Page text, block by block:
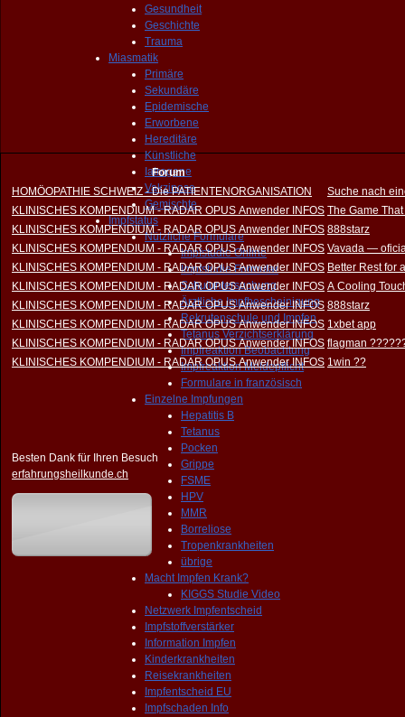
Gesundheit
Geschichte
Trauma
Miasmatik
Primäre
Sekundäre
Epidemische
Erworbene
Hereditäre
Künstliche
Iatrogene
Vakzinose
Gemischte
Impfstatus
Nützliche Formulare
Impfstudie Online
Impfstudie Formular
Schuluntersuchung
Ärztliche Impfbescheinigung
Rekrutenschule und Impfen
Tetanus Verzichtserklärung
Impfreaktion Beobachtung
Impfreaktion Meldepflicht
Formulare in französisch
Einzelne Impfungen
Hepatitis B
Tetanus
Pocken
Grippe
FSME
HPV
MMR
Borreliose
Tropenkrankheiten
übrige
Macht Impfen Krank?
KIGGS Studie Video
Netzwerk Impfentscheid
Impfstoffverstärker
Information Impfen
Kinderkrankheiten
Reisekrankheiten
Impfentscheid EU
Impfschaden Info
Forum
HOMÖOPATHIE SCHWEIZ - Die PATIENTENORGANISATION
Suche nach
KLINISCHES KOMPENDIUM - RADAR OPUS Anwender INFOS The Game
KLINISCHES KOMPENDIUM - RADAR OPUS Anwender INFOS 888starz
KLINISCHES KOMPENDIUM - RADAR OPUS Anwender INFOS Vavada —
KLINISCHES KOMPENDIUM - RADAR OPUS Anwender INFOS Better Rest for
KLINISCHES KOMPENDIUM - RADAR OPUS Anwender INFOS A Cooling
KLINISCHES KOMPENDIUM - RADAR OPUS Anwender INFOS 888starz
KLINISCHES KOMPENDIUM - RADAR OPUS Anwender INFOS 1xbet app
KLINISCHES KOMPENDIUM - RADAR OPUS Anwender INFOS flagman
KLINISCHES KOMPENDIUM - RADAR OPUS Anwender INFOS 1win ??
Besten Dank für Ihren Besuch
erfahrungsheilkunde.ch